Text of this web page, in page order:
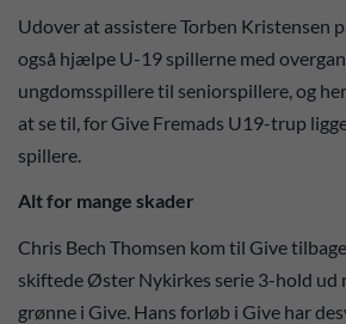
Udover at assistere Torben Kristensen
også hjælpe U-19 spillerne med
ungdomsspillere til seniorspillere, og
at se til, for Give Fremads U19-trup
spillere.
Alt for mange skader
Chris Bech Thomsen kom til Give
skiftede Øster Nykirkes serie 3-hold ud
grønne i Give. Hans forløb i Give har